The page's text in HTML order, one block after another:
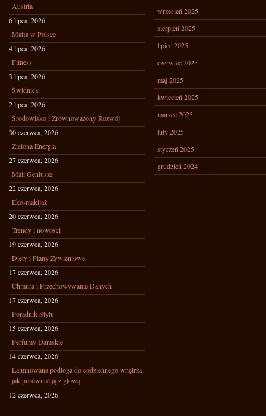
Austria
6 lipca, 2026
Mafia w Polsce
4 lipca, 2026
Fitness
3 lipca, 2026
Świdnica
2 lipca, 2026
Środowisko i Zrównoważony Rozwój
30 czerwca, 2026
Zielona Energia
27 czerwca, 2026
Mali Geniusze
22 czerwca, 2026
Eko-makijaż
20 czerwca, 2026
Trendy i nowości
19 czerwca, 2026
Diety i Plany Żywieniowe
17 czerwca, 2026
Chmura i Przechowywanie Danych
17 czerwca, 2026
Poradnik Stylu
15 czerwca, 2026
Perfumy Damskie
14 czerwca, 2026
Laminowana podłoga do codziennego wnętrza:
jak porównać ją z głową
12 czerwca, 2026
wrzesień 2025
sierpień 2025
lipiec 2025
czerwiec 2025
maj 2025
kwiecień 2025
marzec 2025
luty 2025
styczeń 2025
grudzień 2024